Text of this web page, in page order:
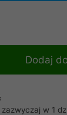
Dodaj
zazwyczaj w 1